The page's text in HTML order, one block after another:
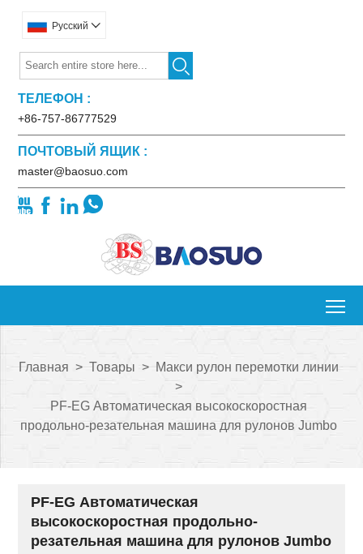
Pусский 

ТЕЛЕФОН :
+86-757-86777529
ПОЧТОВЫЙ ЯЩИК :
master@baosuo.com
   
Главная > Товары > Макси рулон перемотки линии
>
PF-EG Автоматическая высокоскоростная
продольно-резательная машина для рулонов Jumbo
PF-EG Автоматическая
высокоскоростная продольно-
резательная машина для рулонов Jumbo